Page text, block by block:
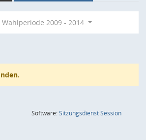
Wahlperiode 2009 - 2014
Software:SitzungsdienstSession(Wird in